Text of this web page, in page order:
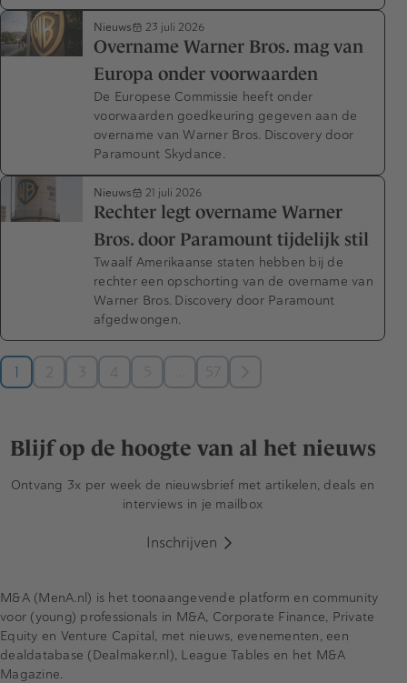
Nieuws 23 juli 2026
Overname Warner Bros. mag van
Europa onder voorwaarden
De Europese Commissie heeft onder
voorwaarden goedkeuring gegeven aan de
overname van Warner Bros. Discovery door
Paramount Skydance.
Nieuws 21 juli 2026
Rechter legt overname Warner
Bros. door Paramount tijdelijk stil
Twaalf Amerikaanse staten hebben bij de
rechter een opschorting van de overname van
Warner Bros. Discovery door Paramount
afgedwongen.
1 2 3 4 5 57
Blijf op de hoogte van al het nieuws
Ontvang 3x per week de nieuwsbrief met artikelen, deals en
interviews in je mailbox
Inschrijven
M&A (MenA.nl) is het toonaangevende platform en community
voor (young) professionals in M&A, Corporate Finance, Private
Equity en Venture Capital, met nieuws, evenementen, een
dealdatabase (Dealmaker.nl), League Tables en het M&A
Magazine.